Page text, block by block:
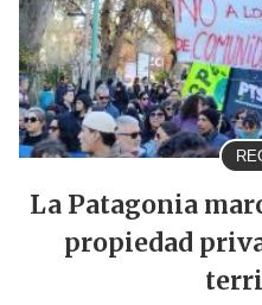
La Patagonia
propiedad